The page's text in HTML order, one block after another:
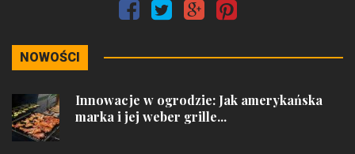
NOWOŚCI
Innowacje w ogrodzie: Jak amerykańska
marka i jej weber grille...